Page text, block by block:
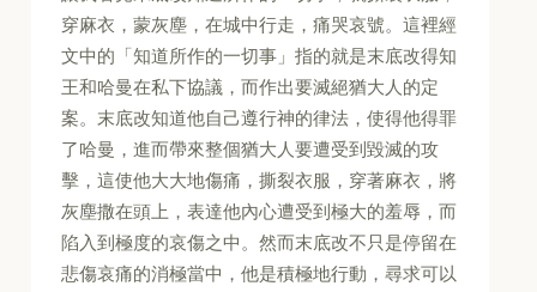
穿麻衣，蒙灰塵，在城中行走，痛哭哀號。這裡經
文中的「知道所作的一切事」指的就是末底改得知
王和哈曼在私下協議，而作出要滅絕猶大人的定
案。末底改知道他自己遵行神的律法，使得他得罪
了哈曼，進而帶來整個猶大人要遭受到毀滅的攻
擊，這使他大大地傷痛，撕裂衣服，穿著麻衣，將
灰塵撒在頭上，表達他內心遭受到極大的羞辱，而
陷入到極度的哀傷之中。然而末底改不只是停留在
悲傷哀痛的消極當中，他是積極地行動，尋求可以